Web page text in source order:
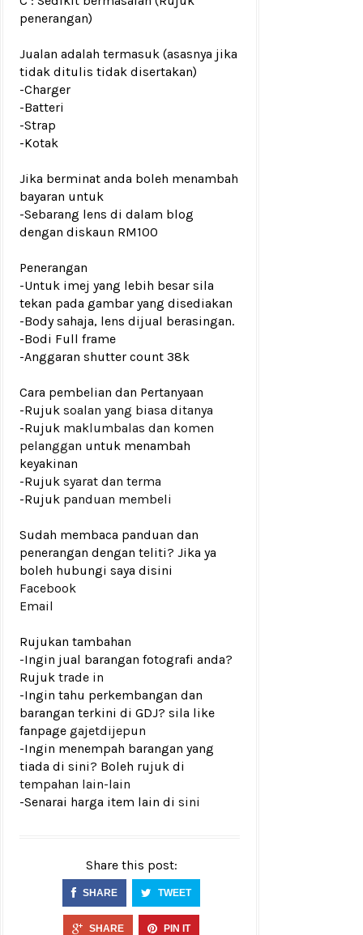
penerangan)
Jualan adalah termasuk (asasnya jika
tidak ditulis tidak disertakan)
-Charger
-Batteri
-Strap
-Kotak
Jika berminat anda boleh menambah
bayaran untuk
-Sebarang lens di dalam blog
dengan diskaun RM100
Penerangan
-Untuk imej yang lebih besar sila
tekan pada gambar yang disediakan
-Body sahaja, lens dijual berasingan.
-Bodi Full frame
-Anggaran shutter count 38k
Cara pembelian dan Pertanyaan
-Rujuk soalan yang biasa ditanya
-Rujuk maklumbalas dan komen
pelanggan untuk menambah
keyakinan
-Rujuk syarat dan terma
-Rujuk panduan membeli
Sudah membaca panduan dan
penerangan dengan teliti? Jika ya
boleh hubungi saya disini
Facebook
Email
Rujukan tambahan
-Ingin jual barangan fotografi anda?
Rujuk trade in
-Ingin tahu perkembangan dan
barangan terkini di GDJ? sila like
fanpage gajetdijepun
-Ingin menempah barangan yang
tiada di sini? Boleh rujuk di
tempahan lain-lain
-Senarai harga item lain di sini
Share this post:
SHARE TWEET
SHARE PIN IT